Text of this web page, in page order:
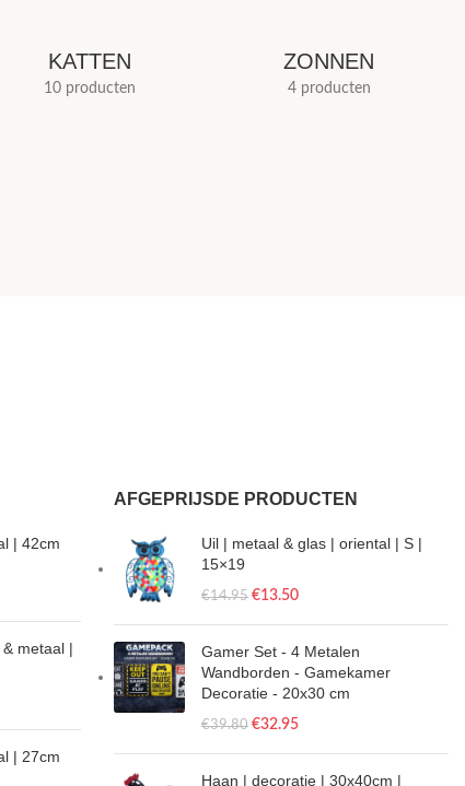
KATTEN
10 producten
ZONNEN
4 producten
| 42cm
metaal |
| 27cm
AFGEPRIJSDE PRODUCTEN
Uil | metaal & glas | oriental | S |
15×19
€14.95 €13.50
Gamer Set - 4 Metalen
Wandborden - Gamekamer
Decoratie - 20x30 cm
€39.80 €32.95
Haan | decoratie | 30x40cm |